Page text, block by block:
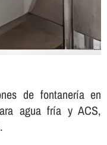
de fontanerí­a en
agua frí­a y ACS,